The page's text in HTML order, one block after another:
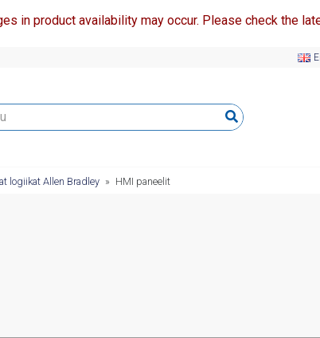
in product availability may occur. Please check the
logiikat Allen Bradley » HMI paneelit